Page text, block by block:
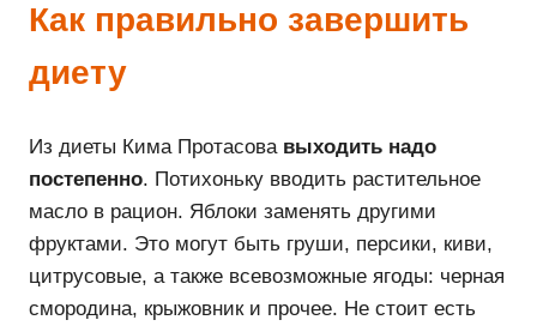
Как правильно завершить
диету
Из диеты Кима Протасова выходить надо
постепенно. Потихоньку вводить растительное
масло в рацион. Яблоки заменять другими
фруктами. Это могут быть груши, персики, киви,
цитрусовые, а также всевозможные ягоды: черная
смородина, крыжовник и прочее. Не стоит есть